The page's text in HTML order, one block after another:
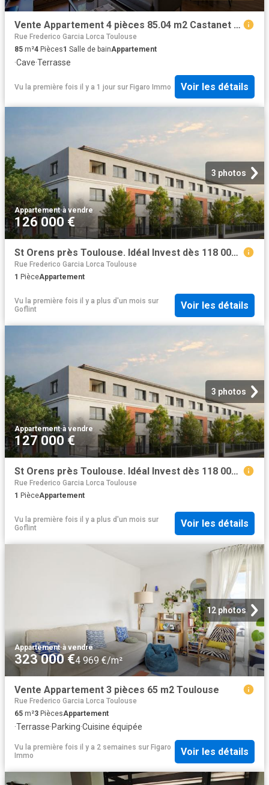
Vente Appartement 4 pièces 85.04 m2 Castanet Tolosan
Rue Frederico Garcia Lorca Toulouse
85 m²4 Pièces1 Salle de bainAppartement
·Cave·Terrasse
Vu la première fois il y a 1 jour sur Figaro Immo Voir les détails
3 photos
Appartement·à vendre
126 000 €
St Orens près Toulouse. Idéal Invest dès 118 000 €
Rue Frederico Garcia Lorca Toulouse
1 PièceAppartement
Vu la première fois il y a plus d'un mois sur
Goflint
Voir les détails
3 photos
Appartement·à vendre
127 000 €
St Orens près Toulouse. Idéal Invest dès 118 000 €
Rue Frederico Garcia Lorca Toulouse
1 PièceAppartement
Vu la première fois il y a plus d'un mois sur
Goflint
Voir les détails
12 photos
Appartement·à vendre
323 000 €4 969 €/m²
Vente Appartement 3 pièces 65 m2 Toulouse
Rue Frederico Garcia Lorca Toulouse
65 m²3 PiècesAppartement
·Terrasse·Parking·Cuisine équipée
Vu la première fois il y a 2 semaines sur Figaro
Immo
Voir les détails